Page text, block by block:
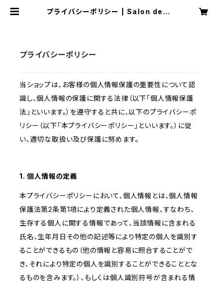
プライバシーポリシー | Salon de A
プライバシーポリシー
当ショップは、お客様の個人情報保護の重要性について認
識し、個人情報の保護に関する法律（以下「個人情報保護
法」といいます。）を遵守すると共に、以下のプライバシーポ
リシー（以下「本プライバシーポリシー」といいます。）に従
い、適切な取扱い及び保護に努めます。
1. 個人情報の定義
本プライバシーポリシーにおいて、個人情報とは、個人情報
保護法第2条第1項により定義された個人情報、すなわち、
生存する個人に関する情報であって、当該情報に含まれる
氏名、生年月日その他の記述等により特定の個人を識別す
ることができるもの（他の情報と容易に照合することがで
き、それにより特定の個人を識別することができることとな
るものを含みます。）、もしくは個人識別符号が含まれる情